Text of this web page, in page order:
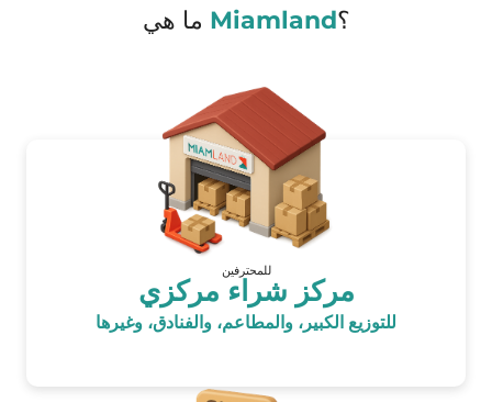
Miamland؟
للمحترفين
مركز شراء مركزي
للتوزيع الكبير، والمطاعم، والفنادق، وغيرها